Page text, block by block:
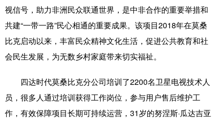
文化产业
地方频道
辽宁 吉林 上海 江苏
浙江 安徽 福建 江西
视信号，助力非洲民众联通世界，是中非合作的重要举措和
共建“一带一路”民心相通的重要成果。该项目2018年在莫桑
比克启动以来，丰富民众精神文化生活，促进公共教育和社
会民生发展，为无数乡村家庭带来切实福祉。
四达时代莫桑比克分公司培训了2200名卫星电视技术人
员，很多人通过培训获得工作岗位，参与用户售后维护工
作，有效保障项目长期可持续运营，31岁的努涅斯·瓜达吉亚